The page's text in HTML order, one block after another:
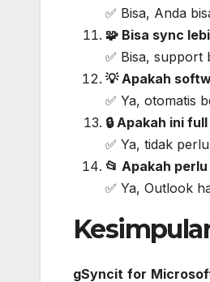
✅ Bisa, Anda
🧩 Bisa sync
✅ Bisa, support
💡 Apakah
✅ Ya, otomatis
🔒 Apakah ini
✅ Ya, tidak
📂 Apakah
✅ Ya, Outlook
gSyncit for